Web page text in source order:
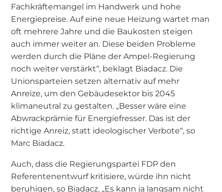
Fachkräftemangel im Handwerk und hohe
Energiepreise. Auf eine neue Heizung wartet man
oft mehrere Jahre und die Baukosten steigen
auch immer weiter an. Diese beiden Probleme
werden durch die Pläne der Ampel-Regierung
noch weiter verstärkt“, beklagt Biadacz. Die
Unionsparteien setzen alternativ auf mehr
Anreize, um den Gebäudesektor bis 2045
klimaneutral zu gestalten. „Besser wäre eine
Abwrackprämie für Energiefresser. Das ist der
richtige Anreiz, statt ideologischer Verbote“, so
Marc Biadacz.
Auch, dass die Regierungspartei FDP den
Referentenentwurf kritisiere, würde ihn nicht
beruhigen, so Biadacz. „Es kann ja langsam nicht